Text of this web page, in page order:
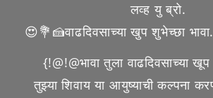
लव्ह यु ब्रो.
😍💐🍰वाढदिवसाच्या खुप शुभेच्छा
{!@!@भावा तुला वाढदिवसाच्या
तुझ्या शिवाय या आयुष्याची कल्पना